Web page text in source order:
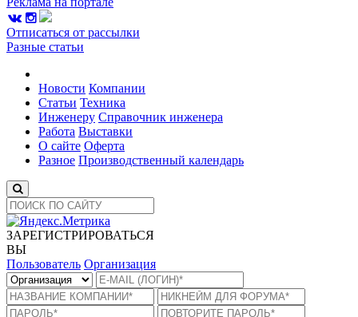
Отписаться от рассылки
Разные статьи
Новости Компании
Статьи Техника
Инженеру Справочник инженера
Работа Выставки
О сайте Оферта
Разное Производственный календарь
ЗАРЕГИСТРИРОВАТЬСЯ
ВЫ
Пользователь Организация